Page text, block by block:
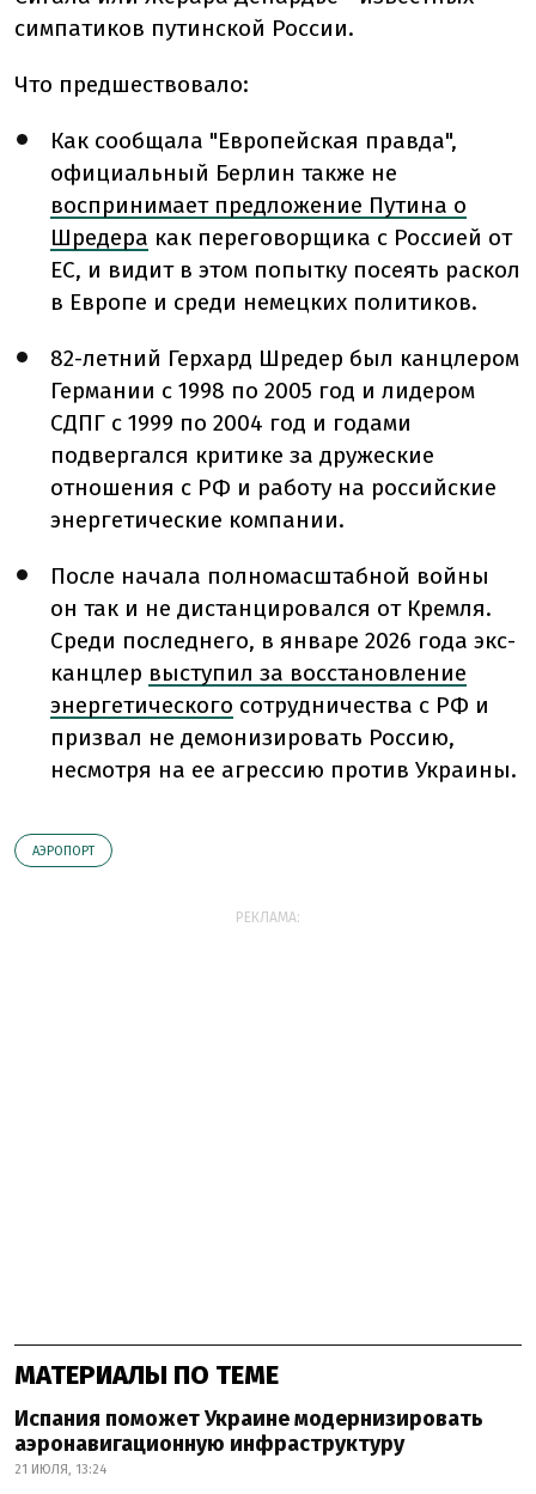
симпатиков путинской России.
Что предшествовало:
Как сообщала "Европейская правда",
официальный Берлин также не
воспринимает предложение Путина о
Шредера как переговорщика с Россией от
ЕС, и видит в этом попытку посеять раскол
в Европе и среди немецких политиков.
82-летний Герхард Шредер был канцлером
Германии с 1998 по 2005 год и лидером
СДПГ с 1999 по 2004 год и годами
подвергался критике за дружеские
отношения с РФ и работу на российские
энергетические компании.
После начала полномасштабной войны
он так и не дистанцировался от Кремля.
Среди последнего, в январе 2026 года экс-
канцлер выступил за восстановление
энергетического сотрудничества с РФ и
призвал не демонизировать Россию,
несмотря на ее агрессию против Украины.
АЭРОПОРТ
РЕКЛАМА:
МАТЕРИАЛЫ ПО ТЕМЕ
Испания поможет Украине модернизировать
аэронавигационную инфраструктуру
21 ИЮЛЯ, 13:24